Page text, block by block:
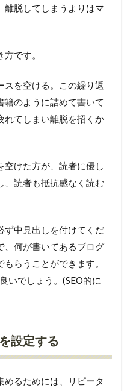
離脱してしまうよりはマ
です。
スを空ける。この繰り返
籍のように詰めて書いて
れてしまい離脱を招くか
けた方が、読者に優し
、読者も抵抗感なく読む
ず中見出しを付けてくだ
、何が書いてあるブログ
らうことができます。
いでしょう。(SEO的に
設定する
めるためには、リピータ